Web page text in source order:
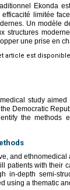
Ekonda
efficacité limitée
Un modèle
structures
une prise en
article est disponible
study
Democratic
the methods
and
patients with their
in-depth semi-
using a thematic